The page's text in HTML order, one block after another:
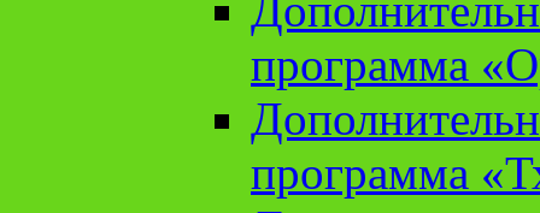
программа
программа